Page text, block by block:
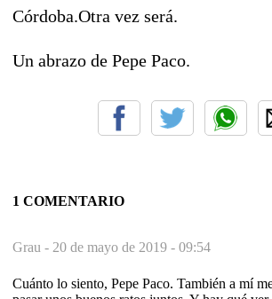
Córdoba.Otra vez será.
Un abrazo de Pepe Paco.
1 COMENTARIO
Grau - 20 de mayo de 2019 - 09:54
Cuánto lo siento, Pepe Paco. También a mí